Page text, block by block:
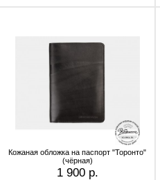
Кожаная обложка на паспорт "Торонто"
(чёрная)
1 900 р.